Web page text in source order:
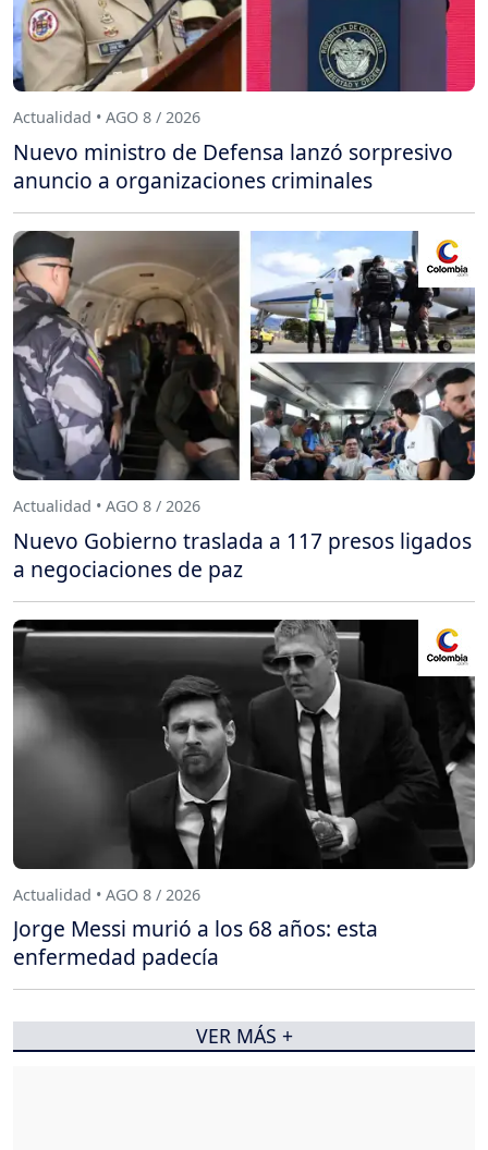
Actualidad • AGO 8 / 2026
Nuevo ministro de Defensa lanzó sorpresivo
anuncio a organizaciones criminales
Actualidad • AGO 8 / 2026
Nuevo Gobierno traslada a 117 presos ligados
a negociaciones de paz
Actualidad • AGO 8 / 2026
Jorge Messi murió a los 68 años: esta
enfermedad padecía
VER MÁS +